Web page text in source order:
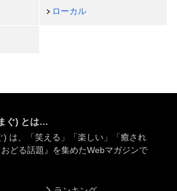
ローカル
ぐ) とは…
) は、「笑える」「楽しい」「癒され
どる話題』を集めたWebマガジンで